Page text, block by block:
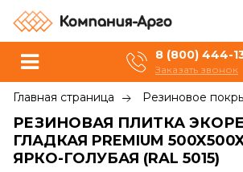
8 (800) 444-
Заказать звонок
Главная страница Резиновое
РЕЗИНОВАЯ ПЛИТКА
ГЛАДКАЯ PREMIUM
ЯРКО-ГОЛУБАЯ (RAL 5015)